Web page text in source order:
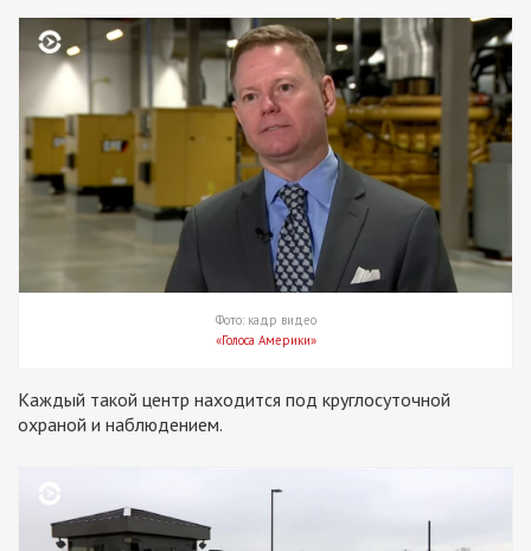
Фото: кадр видео
«Голоса Америки»
Каждый такой центр находится под круглосуточной
охраной и наблюдением.